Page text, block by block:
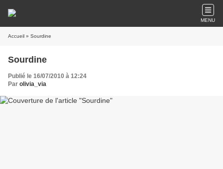
MENU
Accueil » Sourdine
Sourdine
Publié le 16/07/2010 à 12:24
Par olivia_via